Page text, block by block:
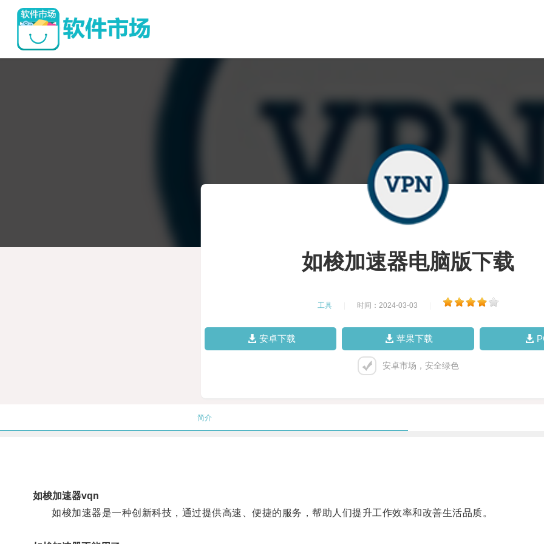
如梭加速器电脑版下载
工具 时间：2024-03-03
安卓下载 苹果下载
安卓市场，安全绿色
简介
如梭加速器vqn
如梭加速器是一种创新科技，通过提供高速、便捷的服务，帮助人们提升工作效率和改善生活品质。